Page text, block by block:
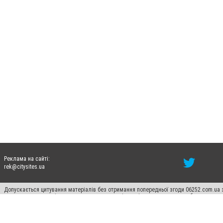
Реклама на сайті:
rek@citysites.ua
Допускається цитування матеріалів без отримання попередньої згоди
пошукових систем гіперпосилання на цитовані статті не нижче другого абзацу в